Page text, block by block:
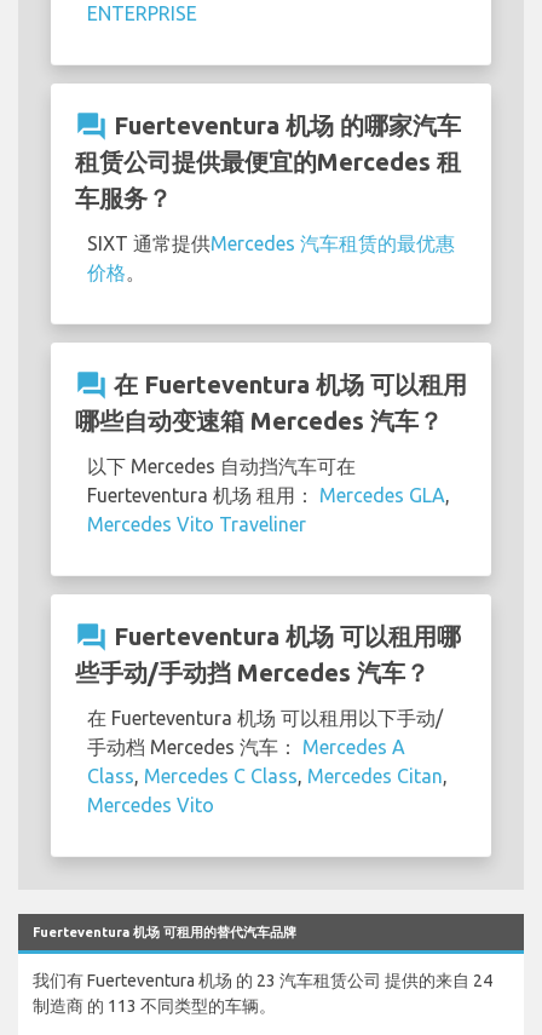
ENTERPRISE
question_answer Fuerteventura 机场 的哪家汽车
租赁公司提供最便宜的Mercedes 租
车服务？
SIXT 通常提供Mercedes 汽车租赁的最优惠
价格
question_answer 在 Fuerteventura 机场 可以租用
哪些自动变速箱 Mercedes 汽车？
以下 Mercedes 自动挡汽车可在
Fuerteventura 机场 租用： Mercedes GLA
Mercedes Vito Traveliner
question_answer Fuerteventura 机场 可以租用哪
些手动/手动挡 Mercedes 汽车？
在 Fuerteventura 机场 可以租用以下手动/
手动档 Mercedes 汽车： Mercedes A
Class Mercedes C Class Mercedes Citan
Mercedes Vito
Fuerteventura 机场 可租用的替代汽车品牌
我们有 Fuerteventura 机场 的 23 汽车租赁公司 提供的来自 24
制造商 的 113 不同类型的车辆。